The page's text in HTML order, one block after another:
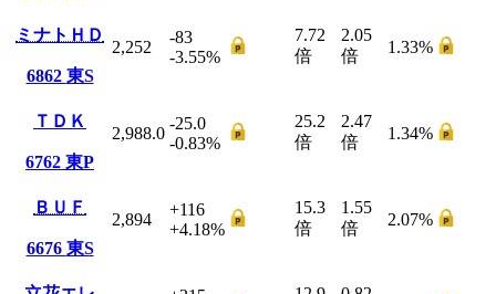
ミナトＨＤ
6862 東S
2,252
-83
-3.55%
7.72
倍
2.05
倍
1.33%
ＴＤＫ
6762 東P
2,988.0
-25.0
-0.83%
25.2
倍
2.47
倍
1.34%
ＢＵＦ
6676 東S
2,894
+116
+4.18%
15.3
倍
1.55
倍
2.07%